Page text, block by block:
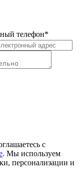
телефон*
с
. Мы используем
персонализации и